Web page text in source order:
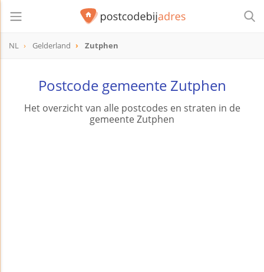
NL Gelderland Zutphen
Postcode gemeente Zutphen
Het overzicht van alle postcodes en straten in de
gemeente Zutphen